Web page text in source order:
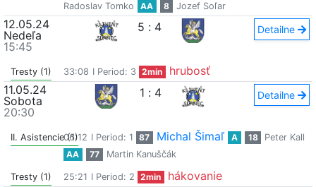
Radoslav Tomko
AA 8 Jozef Soľar
12.05.24
Nedeľa
15:45
5 : 4 Detailne
Tresty (1) 33:08 I Period: 3 2min
hrubosť
11.05.24
Sobota
20:30
1 : 4 Detailne
II. Asistencie (1)
06:12 I Period: 1 87 Michal Šimaľ A 18
Peter Kall
AA
77 Martin Kanuščák
Tresty (1) 25:21 I Period: 2 2min
hákovanie